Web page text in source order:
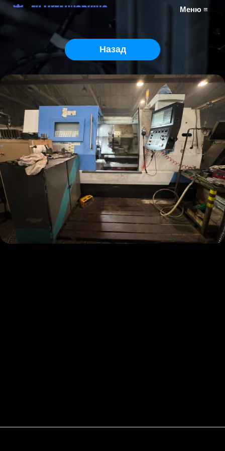
Меню ≡
Назад